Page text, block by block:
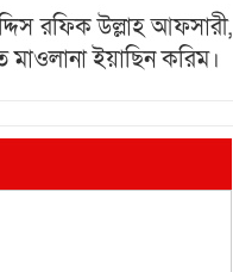
রফিক উল্লাহ আফসারী,
ইয়াছিন করিম।